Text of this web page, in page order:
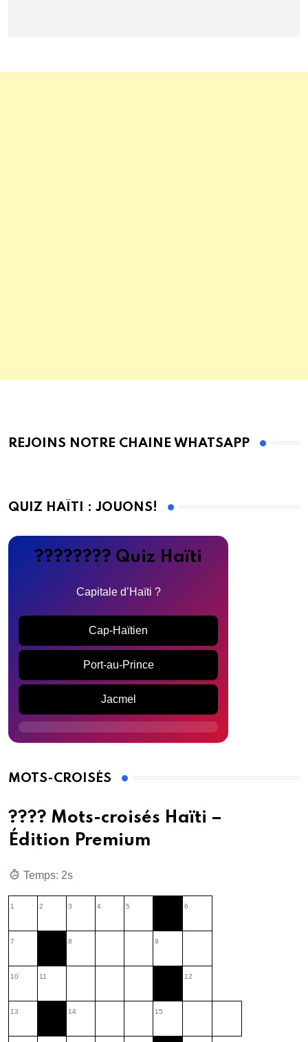
REJOINS NOTRE CHAINE WHATSAPP
QUIZ HAÏTI : JOUONS!
???????? Quiz Haïti
Capitale d’Haïti ?
Cap-Haïtien
Port-au-Prince
Jacmel
MOTS-CROISÉS
???? Mots-croisés Haïti –
Édition Premium
Temps: 3s
1 2 3 4 5 6
7 8 9
10 11 12
13 14 15